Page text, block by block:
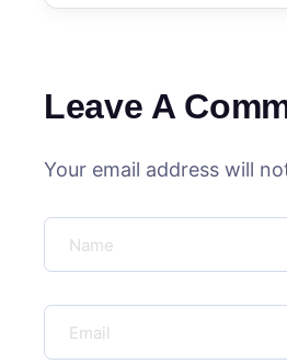
Leave A
Your email address will